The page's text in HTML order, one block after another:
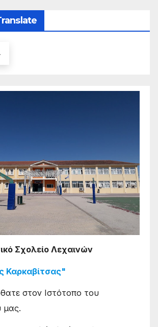
Σχολείο Λεχαινών
Καρκαβίτσας"
στον Ιστότοπο του
μας.